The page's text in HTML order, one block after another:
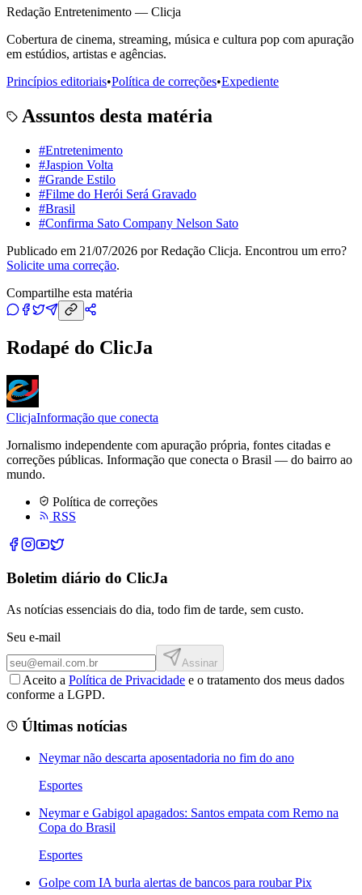
Redação Entretenimento — Clicja
Cobertura de cinema, streaming, música e cultura pop com apuração
em estúdios, artistas e agências.
Princípios editoriais•Política de correções•Expediente
Assuntos desta matéria
#Entretenimento
#Jaspion Volta
#Grande Estilo
#Filme do Herói Será Gravado
#Brasil
#Confirma Sato Company Nelson Sato
Publicado em 21/07/2026 por Redação Clicja. Encontrou um erro?
Solicite uma correção.
Compartilhe esta matéria
Rodapé do ClicJa
ClicjaInformação que conecta
Jornalismo independente com apuração própria, fontes citadas e
correções públicas. Informação que conecta o Brasil — do bairro ao
mundo.
Política de correções
RSS
Boletim diário do ClicJa
As notícias essenciais do dia, todo fim de tarde, sem custo.
Seu e-mail
Assinar
Aceito a Política de Privacidade e o tratamento dos meus dados
conforme a LGPD.
Últimas notícias
Neymar não descarta aposentadoria no fim do ano
Esportes
Neymar e Gabigol apagados: Santos empata com Remo na
Copa do Brasil
Esportes
Golpe com IA burla alertas de bancos para roubar Pix